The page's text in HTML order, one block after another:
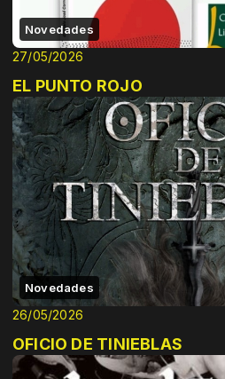
Novedades
27/05/2026
EL PUNTO ROJO
Novedades
26/05/2026
OFICIO DE TINIEBLAS